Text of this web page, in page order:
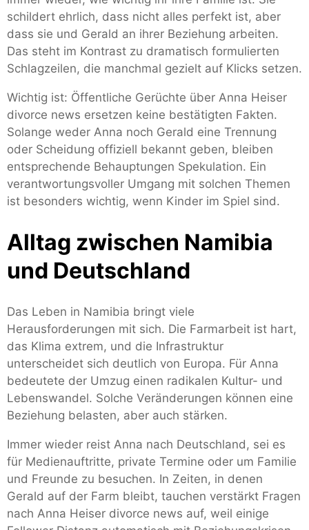
schildert ehrlich, dass nicht alles perfekt ist, aber
dass sie und Gerald an ihrer Beziehung arbeiten.
Das steht im Kontrast zu dramatisch formulierten
Schlagzeilen, die manchmal gezielt auf Klicks setzen.
Wichtig ist: Öffentliche Gerüchte über Anna Heiser
divorce news ersetzen keine bestätigten Fakten.
Solange weder Anna noch Gerald eine Trennung
oder Scheidung offiziell bekannt geben, bleiben
entsprechende Behauptungen Spekulation. Ein
verantwortungsvoller Umgang mit solchen Themen
ist besonders wichtig, wenn Kinder im Spiel sind.
Alltag zwischen Namibia
und Deutschland
Das Leben in Namibia bringt viele
Herausforderungen mit sich. Die Farmarbeit ist hart,
das Klima extrem, und die Infrastruktur
unterscheidet sich deutlich von Europa. Für Anna
bedeutete der Umzug einen radikalen Kultur- und
Lebenswandel. Solche Veränderungen können eine
Beziehung belasten, aber auch stärken.
Immer wieder reist Anna nach Deutschland, sei es
für Medienauftritte, private Termine oder um Familie
und Freunde zu besuchen. In Zeiten, in denen
Gerald auf der Farm bleibt, tauchen verstärkt Fragen
nach Anna Heiser divorce news auf, weil einige